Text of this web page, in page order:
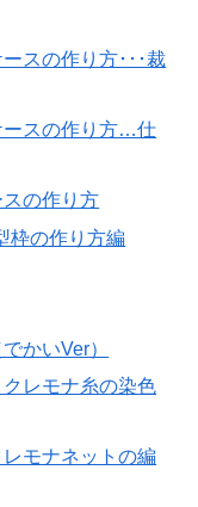
スの作り方･･･裁
ースの作り方…仕
の作り方
枠の作り方編
かいVer）
レモナ糸の染色
モナネットの編